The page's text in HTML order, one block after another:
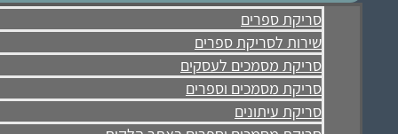
סריקת ספרים
שירות לסריקת ספרים
סריקת מסמכים לעסקים
סריקת מסמכים וספרים
סריקת עיתונים